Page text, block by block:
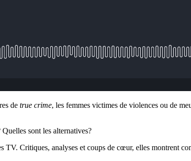
de true crime, les femmes victimes de violences ou de
sont les alternatives?
Critiques, analyses et coups de cœur, elles montrent